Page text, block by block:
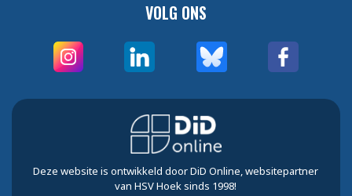
VOLG ONS
Deze website is ontwikkeld door DiD Online, websitepartner
van HSV Hoek sinds 1998!